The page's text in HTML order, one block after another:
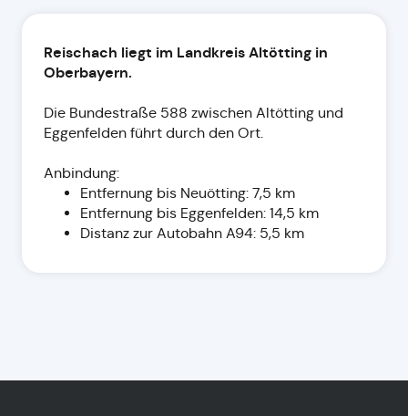
Reischach liegt im Landkreis Altötting in
Oberbayern.
Die Bundestraße 588 zwischen Altötting und
Eggenfelden führt durch den Ort.
Anbindung:
Entfernung bis Neuötting: 7,5 km
Entfernung bis Eggenfelden: 14,5 km
Distanz zur Autobahn A94: 5,5 km